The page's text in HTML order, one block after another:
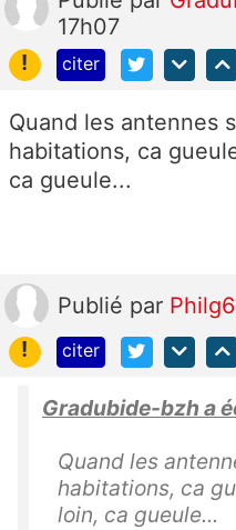
17h07
!
citer
Quand les antennes
habitations, ca
ca gueule...
Publié par
!
citer
Gradubide-bzh a
Quand les
habitations, ca
loin, ca gueule...